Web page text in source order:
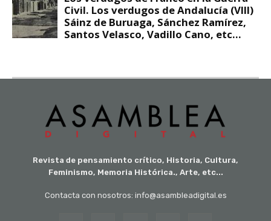
Revista de pensamiento crítico, Historia, Cultura,
Feminismo, Memoria Histórica., Arte, etc...
Contacta con nosotros: info@asambleadigital.es